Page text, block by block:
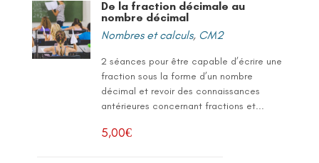
De la fraction décimale au
nombre décimal
Nombres et calculs, CM2
2 séances pour être capable d’écrire une
fraction sous la forme d’un nombre
décimal et revoir des connaissances
antérieures concernant fractions et...
5,00€